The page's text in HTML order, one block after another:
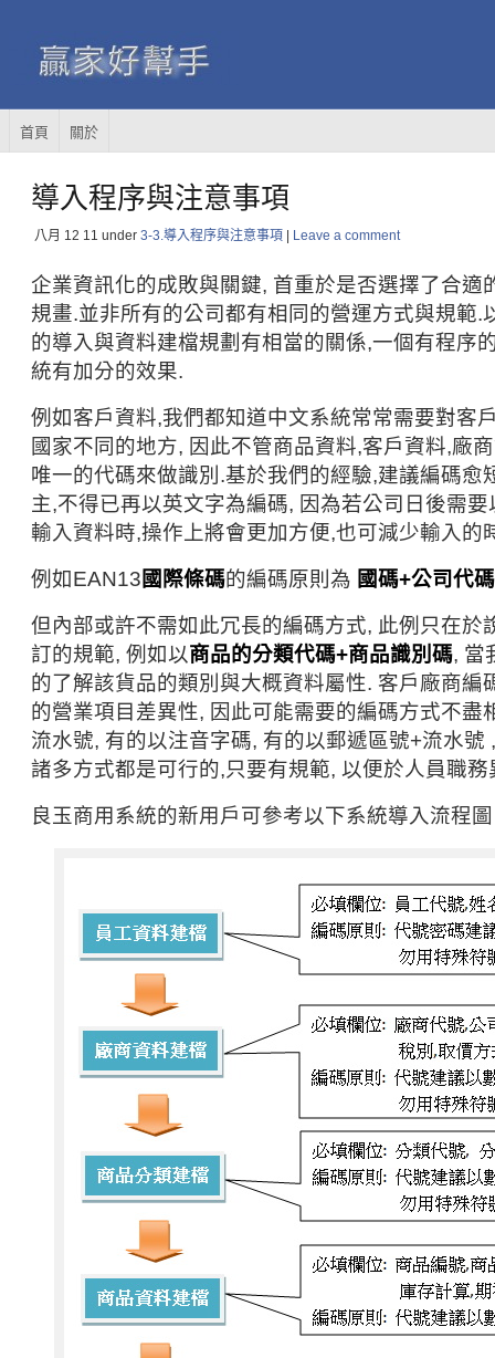
首頁 關於
導入程序與注意事項
八月 12 11 under 3-3.導入程序與注意事項 Leave a comment
企業資訊化的成敗與關鍵, 首重於是否選擇了合適
規畫.並非所有的公司都有相同的營運方式與規範.
的導入與資料建檔規劃有相當的關係,一個有程序
統有加分的效果.
例如客戶資料,我們都知道中文系統常常需要對客
國家不同的地方, 因此不管商品資料,客戶資料,廠
唯一的代碼來做識別.基於我們的經驗,建議編碼愈
主,不得已再以英文字為編碼, 因為若公司日後需
輸入資料時,操作上將會更加方便,也可減少輸入的
例如EAN13國際條碼的編碼原則為 國碼+公司代
但內部或許不需如此冗長的編碼方式, 此例只在於
訂的規範, 例如以商品的分類代碼+商品識別碼, 當
的了解該貨品的類別與大概資料屬性. 客戶廠商編
的營業項目差異性, 因此可能需要的編碼方式不盡
流水號, 有的以注音字碼, 有的以郵遞區號+流水號
諸多方式都是可行的,只要有規範, 以便於人員職
良玉商用系統的新用戶可參考以下系統導入流程圖